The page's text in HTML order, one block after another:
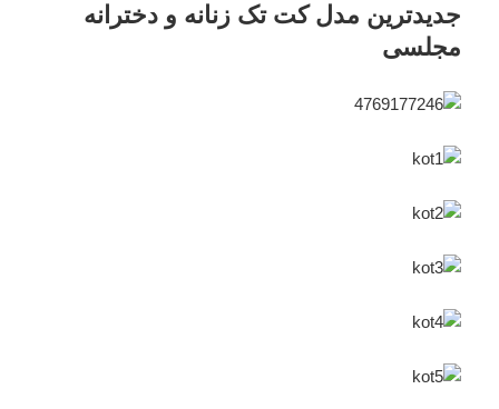
جدیدترین مدل کت تک زنانه و دخترانه
مجلسی